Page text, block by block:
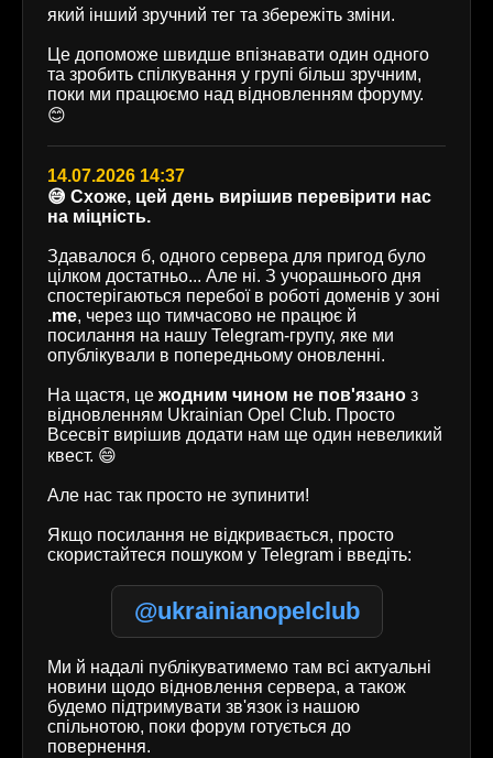
який інший зручний тег та збережіть зміни.
Це допоможе швидше впізнавати один одного
та зробить спілкування у групі більш зручним,
поки ми працюємо над відновленням форуму.
😊
14.07.2026 14:37
😅 Схоже, цей день вирішив перевірити нас
на міцність.
Здавалося б, одного сервера для пригод було
цілком достатньо... Але ні. З учорашнього дня
спостерігаються перебої в роботі доменів у зоні
.me, через що тимчасово не працює й
посилання на нашу Telegram-групу, яке ми
опублікували в попередньому оновленні.
На щастя, це жодним чином не пов'язано з
відновленням Ukrainian Opel Club. Просто
Всесвіт вирішив додати нам ще один невеликий
квест. 😄
Але нас так просто не зупинити!
Якщо посилання не відкривається, просто
скористайтеся пошуком у Telegram і введіть:
@ukrainianopelclub
Ми й надалі публікуватимемо там всі актуальні
новини щодо відновлення сервера, а також
будемо підтримувати зв'язок із нашою
спільнотою, поки форум готується до
повернення.